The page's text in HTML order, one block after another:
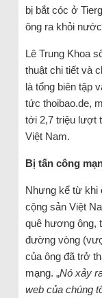
bị bắt cóc ở
ông ra khỏi
Lê Trung Khoa
thuật chi tiết và
là tổng biên tập
tức thoibao.de,
tới 2,7 triệu lượt
Việt Nam.
Bị tấn công
Nhưng kể từ khi
cộng sản Việt
quê hương ông,
đường vòng
của ông đã trở
mạng. „Nó xảy
web của chúng